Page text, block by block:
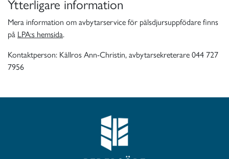
Ytterligare information
Mera information om avbytarservice för pälsdjursuppfödare finns
på LPA:s hemsida.
Kontaktperson: Källros Ann-Christin, avbytarsekreterare 044 727
7956